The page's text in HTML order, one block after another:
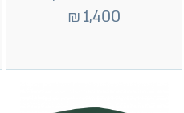
1,400
₪